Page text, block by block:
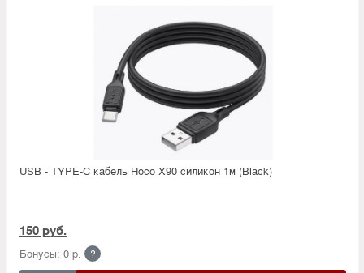
USB - TYPE-C кабель Hoco X90 силикон 1м (Black)
150 руб.
Бонусы: 0 р. ?